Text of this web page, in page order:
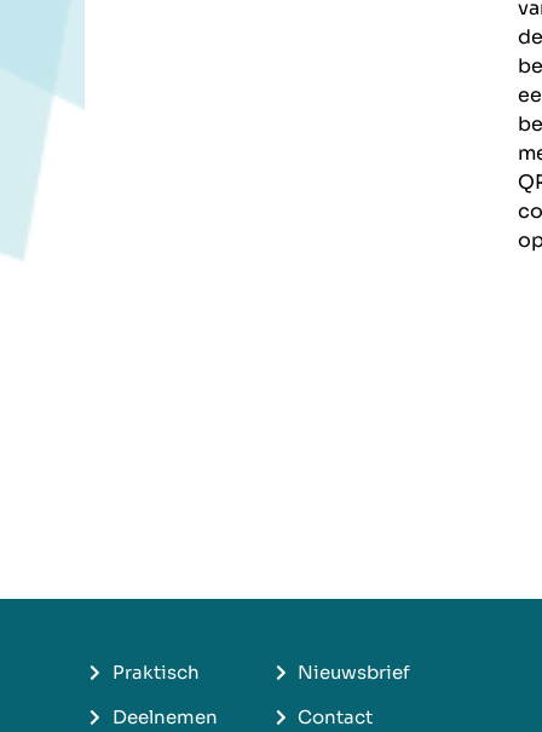
de
Praktisch
Deelnemen
Nieuwsbrief
Contact